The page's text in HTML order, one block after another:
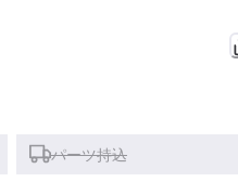
パーツ持込